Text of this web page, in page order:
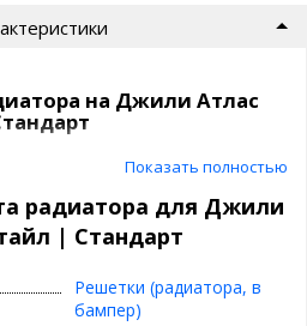
на Джили Атлас
2018 2019 2020 дорестайл
насекомых, камней, мусора и
Показать полностью
радиатора для Джили
| Стандарт
Решетки (радиатора, в
бампер)